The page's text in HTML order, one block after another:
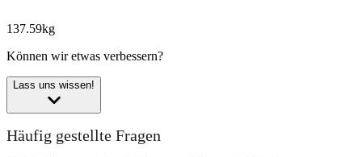
137.59kg
Können wir etwas verbessern?
Lass uns wissen!
Häufig gestellte Fragen